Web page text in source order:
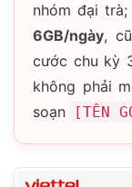
nhóm đại trà;
6GB/ngày,
cước chu kỳ
không phải
soạn
[TÊN